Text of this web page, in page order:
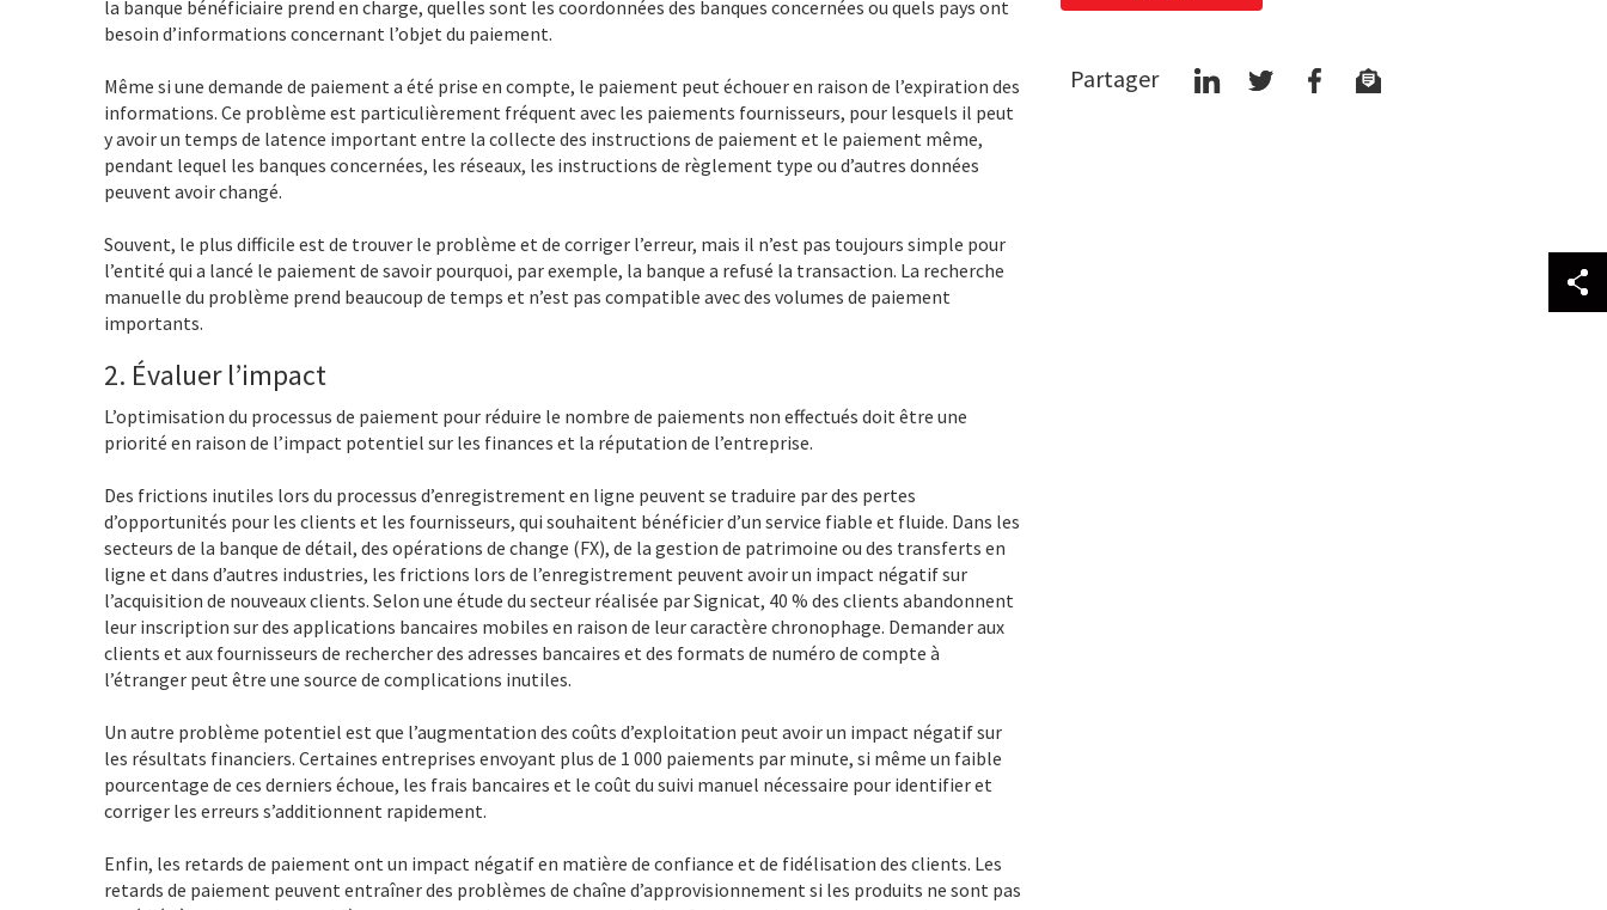
la banque bénéficiaire prend en charge, quelles sont les coordonnées des banques concernées ou quels pays ont
besoin d’informations concernant l’objet du paiement.
Même si une demande de paiement a été prise en compte, le paiement peut échouer en raison de l’expiration des
informations. Ce problème est particulièrement fréquent avec les paiements fournisseurs, pour lesquels il peut
y avoir un temps de latence important entre la collecte des instructions de paiement et le paiement même,
pendant lequel les banques concernées, les réseaux, les instructions de règlement type ou d’autres données
peuvent avoir changé.
Souvent, le plus difficile est de trouver le problème et de corriger l’erreur, mais il n’est pas toujours simple pour
l’entité qui a lancé le paiement de savoir pourquoi, par exemple, la banque a refusé la transaction. La recherche
manuelle du problème prend beaucoup de temps et n’est pas compatible avec des volumes de paiement
importants.
2. Évaluer l’impact
L’optimisation du processus de paiement pour réduire le nombre de paiements non effectués doit être une
priorité en raison de l’impact potentiel sur les finances et la réputation de l’entreprise.
Des frictions inutiles lors du processus d’enregistrement en ligne peuvent se traduire par des pertes
d’opportunités pour les clients et les fournisseurs, qui souhaitent bénéficier d’un service fiable et fluide. Dans les
secteurs de la banque de détail, des opérations de change (FX), de la gestion de patrimoine ou des transferts en
ligne et dans d’autres industries, les frictions lors de l’enregistrement peuvent avoir un impact négatif sur
l’acquisition de nouveaux clients. Selon une étude du secteur réalisée par Signicat, 40 % des clients abandonnent
leur inscription sur des applications bancaires mobiles en raison de leur caractère chronophage. Demander aux
clients et aux fournisseurs de rechercher des adresses bancaires et des formats de numéro de compte à
l’étranger peut être une source de complications inutiles.
Un autre problème potentiel est que l’augmentation des coûts d’exploitation peut avoir un impact négatif sur
les résultats financiers. Certaines entreprises envoyant plus de 1 000 paiements par minute, si même un faible
pourcentage de ces derniers échoue, les frais bancaires et le coût du suivi manuel nécessaire pour identifier et
corriger les erreurs s’additionnent rapidement.
Enfin, les retards de paiement ont un impact négatif en matière de confiance et de fidélisation des clients. Les
retards de paiement peuvent entraîner des problèmes de chaîne d’approvisionnement si les produits ne sont pas
Partager